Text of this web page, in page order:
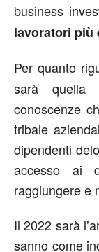
business
lavoratori più
Per quanto
sarà quella
conoscenze
tribale
dipendenti
accesso ai
raggiungere e
Il 2022 sarà
sanno come